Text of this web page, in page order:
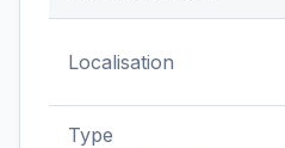
Localisation
Type